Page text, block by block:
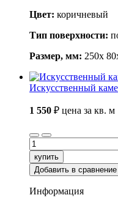
Цвет: коричневый
Тип поверхности:
Размер, мм: 250x
Искусственный
1 550 ₽ цена за кв. м
купить
Добавить в сравнение
Информация